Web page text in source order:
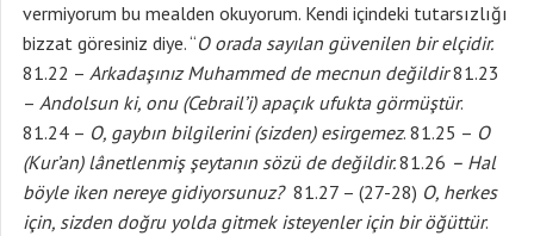
vermiyorum bu mealden okuyorum. Kendi içindeki tutarsızlığı
bizzat göresiniz diye. “O orada sayılan güvenilen bir elçidir.
81.22 – Arkadaşınız Muhammed de mecnun değildir81.23
– Andolsun ki, onu (Cebrail’i) apaçık ufukta görmüştür.
81.24 – O, gaybın bilgilerini (sizden) esirgemez. 81.25 – O
(Kur’an) lânetlenmiş şeytanın sözü de değildir.81.26 – Hal
böyle iken nereye gidiyorsunuz?81.27 – (27-28) O, herkes
için, sizden doğru yolda gitmek isteyenler için bir öğüttür.